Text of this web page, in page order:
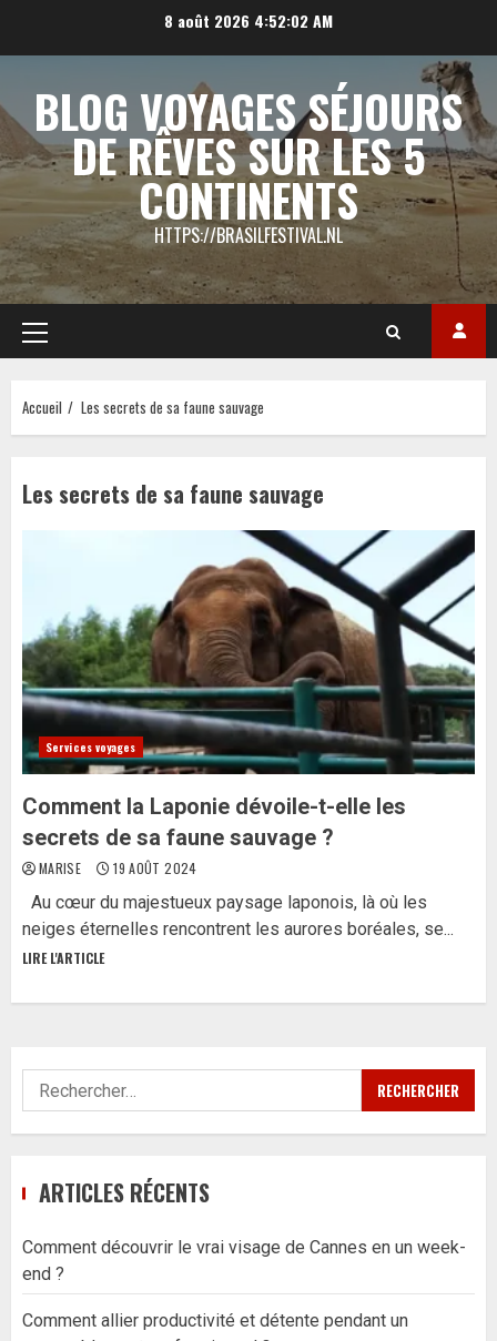
8 août 2026 4:52:03 AM
BLOG VOYAGES SÉJOURS
DE RÊVES SUR LES 5
CONTINENTS
HTTPS://BRASILFESTIVAL.NL
Menu
principal
Accueil Les secrets de sa faune sauvage
Les secrets de sa faune sauvage
Services voyages
Comment la Laponie dévoile-t-elle les
secrets de sa faune sauvage ?
MARISE 19 AOÛT 2024
Au cœur du majestueux paysage laponois, là où les
neiges éternelles rencontrent les aurores boréales, se...
LIRE L'ARTICLE
Rechercher :
ARTICLES RÉCENTS
Comment découvrir le vrai visage de Cannes en un week-
end ?
Comment allier productivité et détente pendant un